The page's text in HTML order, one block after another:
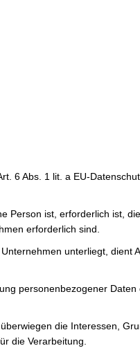
6 Abs. 1 lit. a EU-
Person ist, erforderlich ist,
erforderlich sind.
unterliegt, dient
personenbezogener Daten
die Interessen,
die Verarbeitung.